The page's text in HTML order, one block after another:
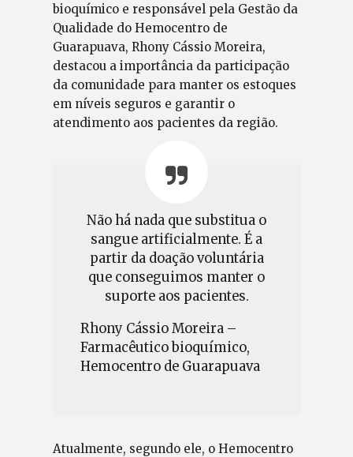
bioquímico e responsável pela Gestão da
Qualidade do Hemocentro de
Guarapuava, Rhony Cássio Moreira,
destacou a importância da participação
da comunidade para manter os estoques
em níveis seguros e garantir o
atendimento aos pacientes da região.
Não há nada que substitua o
sangue artificialmente. É a
partir da doação voluntária
que conseguimos manter o
suporte aos pacientes.
Rhony Cássio Moreira –
Farmacêutico bioquímico,
Hemocentro de Guarapuava
Atualmente, segundo ele, o Hemocentro